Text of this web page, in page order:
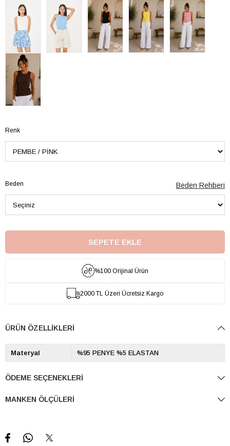
Renk
Beden Beden Rehberi
%100 Orijinal Ürün
2000 TL Üzeri Ücretsiz Kargo
ÜRÜN ÖZELLIKLERI
Materyal %95 PENYE %5 ELASTAN
ÖDEME SEÇENEKLERI
MANKEN ÖLÇÜLERI